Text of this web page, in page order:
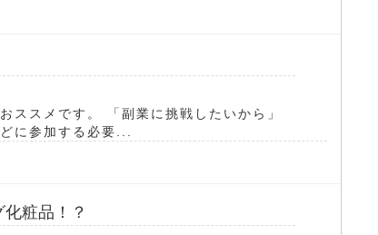
スメです。 「副業に挑戦したいから」
に参加する必要...
粧品！？